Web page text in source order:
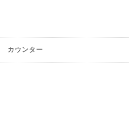
カウンター